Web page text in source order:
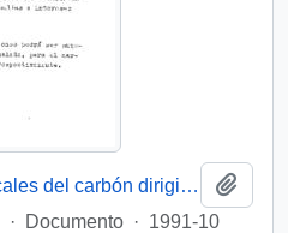
Carta de dirigentes sindicales del carbón dirigida a la Comisión Minería y Energía
· Documento · 1991-10